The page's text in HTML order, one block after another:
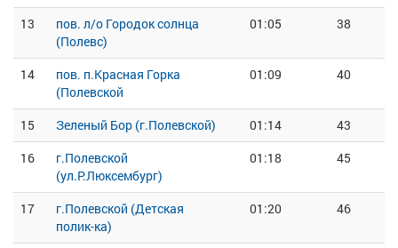
13
пов. л/о Городок солнца
(Полевс)
01:05 38
14
пов. п.Красная Горка
(Полевской
01:09 40
15 Зеленый Бор (г.Полевской) 01:14
43
16
г.Полевской
(ул.Р.Люксембург)
01:18 45
17
г.Полевской (Детская
полик-ка)
01:20 46